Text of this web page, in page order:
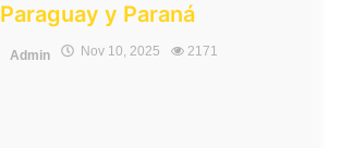
Paraguay y Paraná
Admin Nov 10, 2025 2171